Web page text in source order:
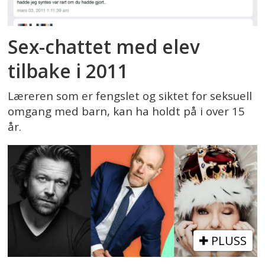
Sex-chattet med elev
tilbake i 2011
Læreren som er fengslet og siktet for seksuell
omgang med barn, kan ha holdt på i over 15
år.
PLUSS